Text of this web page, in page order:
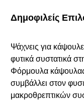
Δημοφιλείς
Ψάχνεις για
φυτικά συστατικά
Φόρμουλα
συμβάλλει στον
μακροθρεπτικών